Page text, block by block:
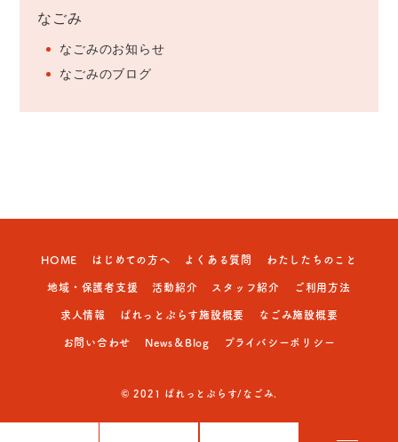
なごみ
なごみのお知らせ
なごみのブログ
HOME はじめての方へ よくある質問
わたしたちのこと
地域・保護者支援
活動紹介 スタッフ紹介
ご利用方法
求人情報
ぱれっとぷらす施設概要
なごみ施設概要
お問い合わせ
News＆Blog プライバシーポリシー
© 2021 ぱれっとぷらす/なごみ.